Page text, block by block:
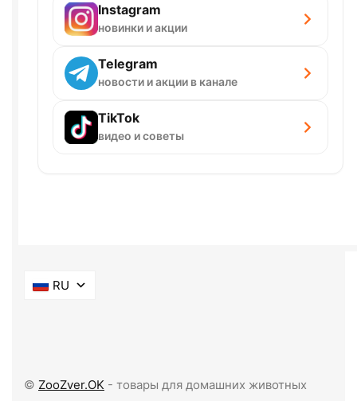
Instagram
новинки и акции
Telegram
новости и акции в канале
TikTok
видео и советы
RU
© ZooZver.OK - товары для домашних животных